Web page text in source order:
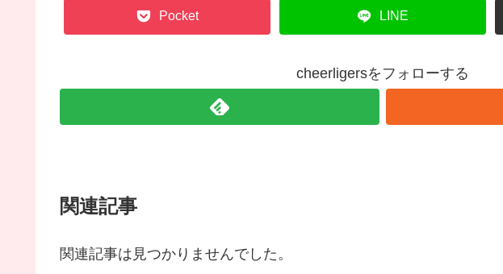
Pocket LINE
cheerligersをフォローする
関連記事
関連記事は見つかりませんでした。